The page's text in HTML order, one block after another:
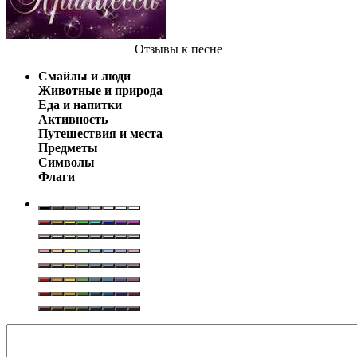
Отзывы к песне
Смайлы и люди
Животные и природа
Еда и напитки
Активность
Путешествия и места
Предметы
Символы
Флаги